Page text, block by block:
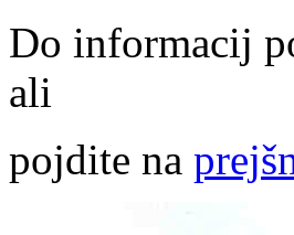
Do informacij
ali
pojdite na